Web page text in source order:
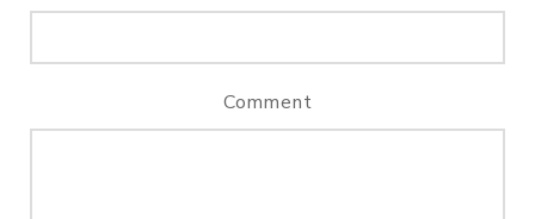
Comment